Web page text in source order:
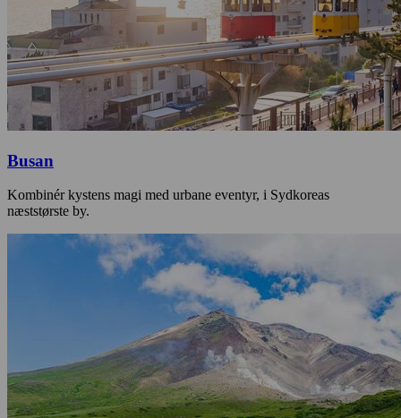
Busan
Kombinér kystens magi med urbane eventyr, i Sydkoreas
næststørste by.